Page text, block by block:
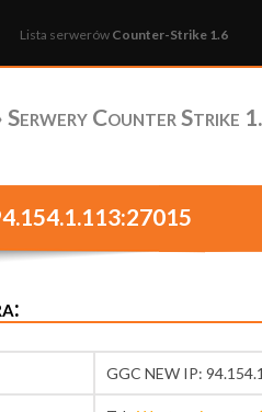
Lista serwerów Counter-Strike 1.6
Serwery Counter Strike
GGC NEW IP: